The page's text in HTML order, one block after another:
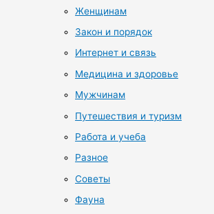
Женщинам
Закон и порядок
Интернет и связь
Медицина и здоровье
Мужчинам
Путешествия и туризм
Работа и учеба
Разное
Советы
Фауна